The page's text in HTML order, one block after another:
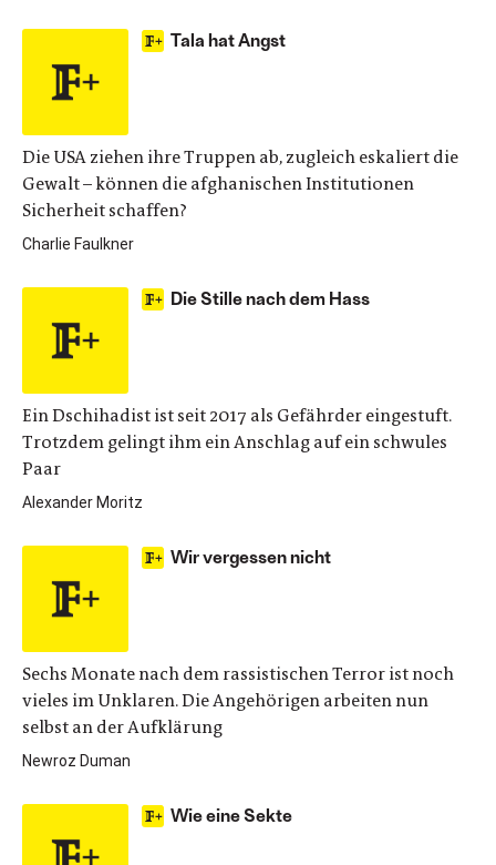
Tala hat Angst
Die USA ziehen ihre Truppen ab, zugleich eskaliert die
Gewalt – können die afghanischen Institutionen
Sicherheit schaffen?
Charlie Faulkner
Die Stille nach dem Hass
Ein Dschihadist ist seit 2017 als Gefährder eingestuft.
Trotzdem gelingt ihm ein Anschlag auf ein schwules
Paar
Alexander Moritz
Wir vergessen nicht
Sechs Monate nach dem rassistischen Terror ist noch
vieles im Unklaren. Die Angehörigen arbeiten nun
selbst an der Aufklärung
Newroz Duman
Wie eine Sekte